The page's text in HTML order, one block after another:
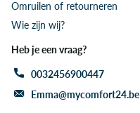
Omruilen of retourneren
Wie zijn wij?
Heb je een vraag?
0032456900447
Emma@mycomfort24.be